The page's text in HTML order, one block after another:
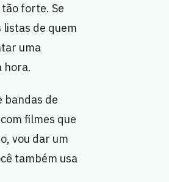
forte. Se
de quem
uma
hora.
bandas de
filmes que
vou dar um
também usa